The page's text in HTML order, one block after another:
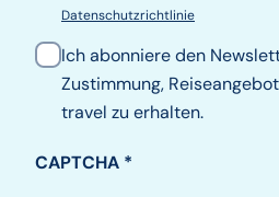
Datenschutzrichtlinie
Ich abonniere den
Zustimmung,
travel zu erhalten.
CAPTCHA